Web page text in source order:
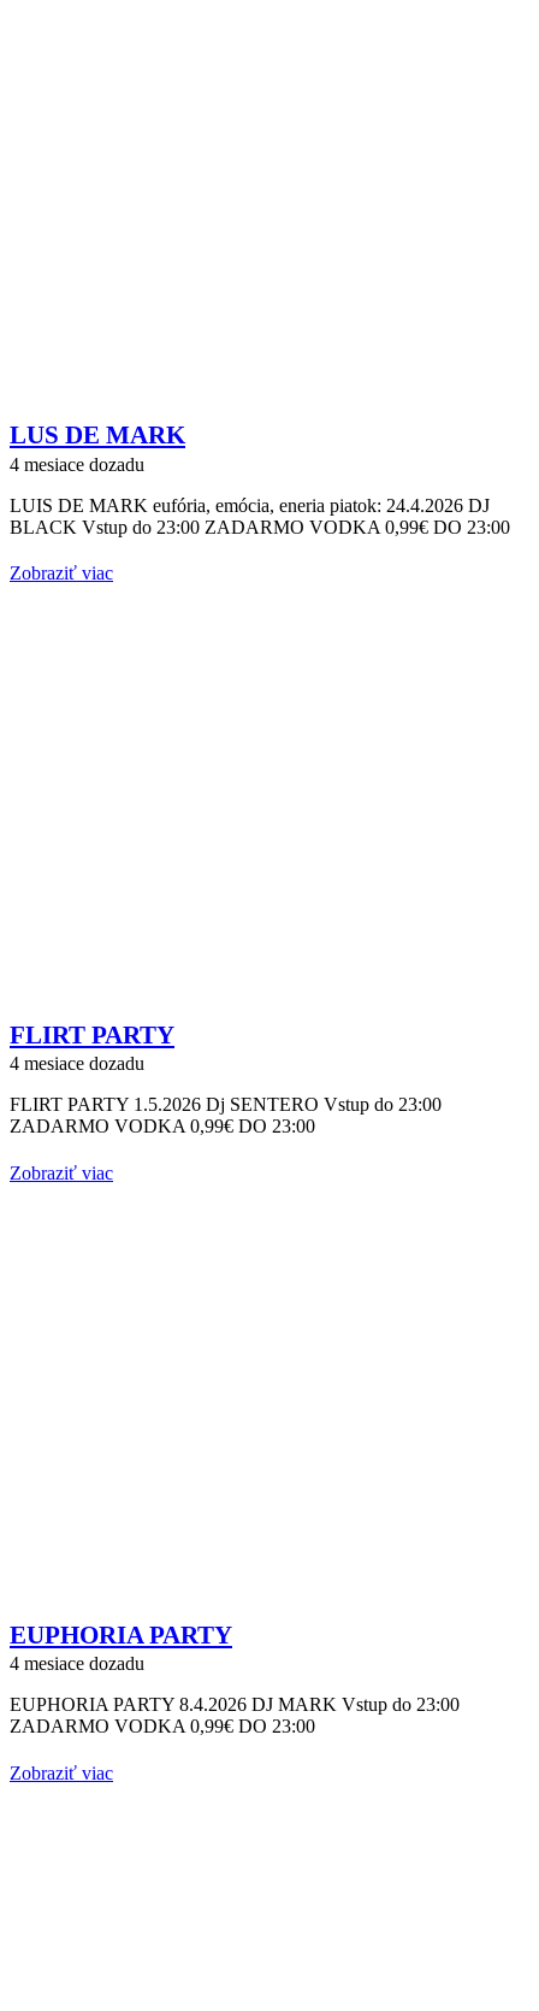
LUS DE MARK
4 mesiace dozadu
LUIS DE MARK eufória, emócia, eneria piatok: 24.4.2026 DJ
BLACK Vstup do 23:00 ZADARMO VODKA 0,99€ DO 23:00
Zobraziť viac
FLIRT PARTY
4 mesiace dozadu
FLIRT PARTY 1.5.2026 Dj SENTERO Vstup do 23:00
ZADARMO VODKA 0,99€ DO 23:00
Zobraziť viac
EUPHORIA PARTY
4 mesiace dozadu
EUPHORIA PARTY 8.4.2026 DJ MARK Vstup do 23:00
ZADARMO VODKA 0,99€ DO 23:00
Zobraziť viac